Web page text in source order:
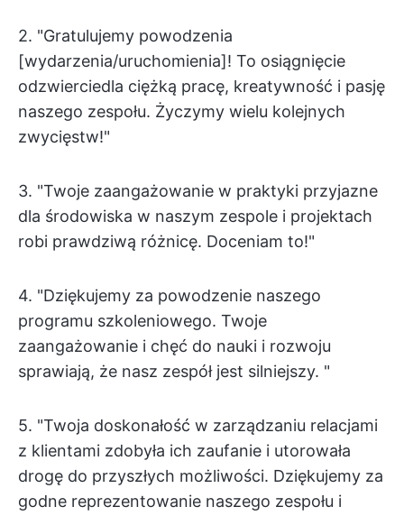
2. "Gratulujemy powodzenia
[wydarzenia/uruchomienia]! To osiągnięcie
odzwierciedla ciężką pracę, kreatywność i pasję
naszego zespołu. Życzymy wielu kolejnych
zwycięstw!"
3. "Twoje zaangażowanie w praktyki przyjazne
dla środowiska w naszym zespole i projektach
robi prawdziwą różnicę. Doceniam to!"
4. "Dziękujemy za powodzenie naszego
programu szkoleniowego. Twoje
zaangażowanie i chęć do nauki i rozwoju
sprawiają, że nasz zespół jest silniejszy. "
5. "Twoja doskonałość w zarządzaniu relacjami
z klientami zdobyła ich zaufanie i utorowała
drogę do przyszłych możliwości. Dziękujemy za
godne reprezentowanie naszego zespołu i